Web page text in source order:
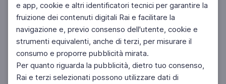
e app, cookie e altri identificatori tecnici per garantire la
fruizione dei contenuti digitali Rai e facilitare la
navigazione e, previo consenso dell'utente, cookie e
strumenti equivalenti, anche di terzi, per misurare il
consumo e proporre pubblicità mirata.
Per quanto riguarda la pubblicità, dietro tuo consenso,
Rai e terzi selezionati possono utilizzare dati di
Facebook Instagram Twitter